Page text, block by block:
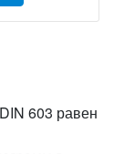
603 равен